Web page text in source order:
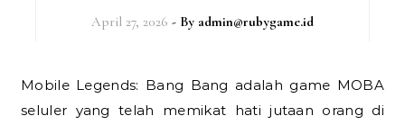
April 27, 2026 - By admin@rubygame.id
Mobile Legends: Bang Bang adalah game MOBA
seluler yang telah memikat hati jutaan orang di